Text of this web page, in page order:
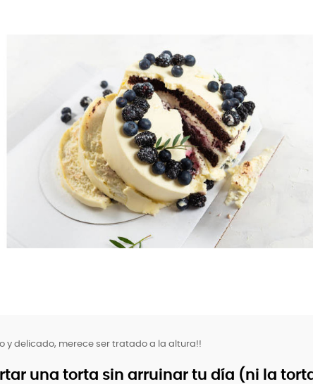
y delicado, merece ser tratado a la altura!!
una torta sin arruinar tu día (ni la